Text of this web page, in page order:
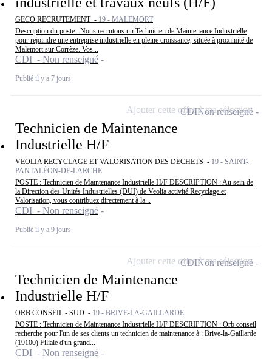
GECO RECRUTEMENT - 19 - MALEMORT
Description du poste : Nous recrutons un Technicien de Maintenance Industrielle
pour rejoindre une entreprise industrielle en pleine croissance, située à proximité de
Malemort sur Corrèze. Vos...
CDI - Non renseigné
Publié il y a 7 jours
Technicien de Maintenance
Industrielle H/F
VEOLIA RECYCLAGE ET VALORISATION DES DÉCHETS - 19 - SAINT-
PANTALÉON-DE-LARCHE
POSTE : Technicien de Maintenance Industrielle H/F DESCRIPTION : Au sein de
la Direction des Unités Industrielles (DUI) de Veolia activité Recyclage et
Valorisation, vous contribuez directement à la...
CDI - Non renseigné
Publié il y a 9 jours
CDINon renseigné
Ajouter cette offre à ma sélection
Technicien de Maintenance
Industrielle H/F
ORB CONSEIL - SUD - 19 - BRIVE-LA-GAILLARDE
POSTE : Technicien de Maintenance Industrielle H/F DESCRIPTION : Orb conseil
recherche pour l'un de ses clients un technicien de maintenance à : Brive-la-Gaillarde
(19100) Filiale d'un grand...
CDI - Non renseigné
CDINon renseigné
Ajouter cette offre à ma sélection